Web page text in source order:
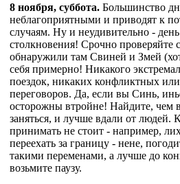
8 ноября, суббота. Большинство
неблагоприятными и приводят к
случаям. Ну и неудивительно -
столкновения! Срочно проверяйте
обнаружили там Свиней и Змей
себя примерно! Никакого
поездок, никаких конфликтных
переговоров. Да, если вы Синь,
осторожны втройне! Найдите, чем
заняться, и лучше вдали от людей.
принимать не стоит - например,
переехать за границу - нене,
такими переменами, а лучше до
возьмите паузу.